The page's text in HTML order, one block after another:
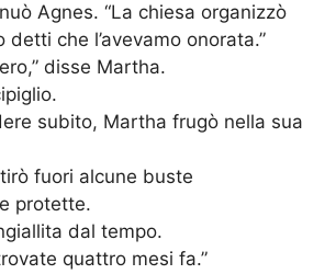
Agnes. “La chiesa organizzò
che l’avevamo onorata.”
disse Martha.
subito, Martha frugò nella sua
fuori alcune buste
protette.
dal tempo.
quattro mesi fa.”